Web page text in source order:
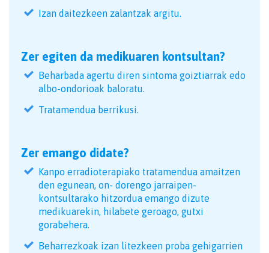
Izan daitezkeen zalantzak argitu.
Zer egiten da medikuaren kontsultan?
Beharbada agertu diren sintoma goiztiarrak edo
albo-ondorioak baloratu.
Tratamendua berrikusi.
Zer emango didate?
Kanpo erradioterapiako tratamendua amaitzen
den egunean, on- dorengo jarraipen-
kontsultarako hitzordua emango dizute
medikuarekin, hilabete geroago, gutxi
gorabehera.
Beharrezkoak izan litezkeen proba gehigarrien